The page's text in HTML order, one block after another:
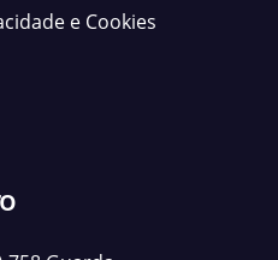
e Cookies